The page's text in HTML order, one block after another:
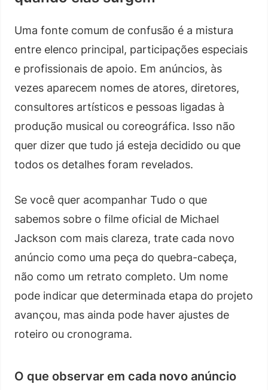
Uma fonte comum de confusão é a mistura
entre elenco principal, participações especiais
e profissionais de apoio. Em anúncios, às
vezes aparecem nomes de atores, diretores,
consultores artísticos e pessoas ligadas à
produção musical ou coreográfica. Isso não
quer dizer que tudo já esteja decidido ou que
todos os detalhes foram revelados.
Se você quer acompanhar Tudo o que
sabemos sobre o filme oficial de Michael
Jackson com mais clareza, trate cada novo
anúncio como uma peça do quebra-cabeça,
não como um retrato completo. Um nome
pode indicar que determinada etapa do projeto
avançou, mas ainda pode haver ajustes de
roteiro ou cronograma.
O que observar em cada novo anúncio